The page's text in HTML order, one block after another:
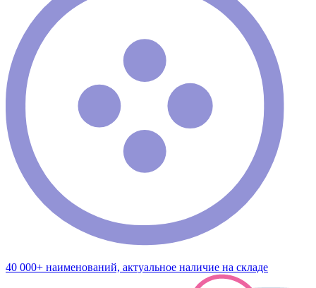
40 000+ наименований, актуальное наличие на складе